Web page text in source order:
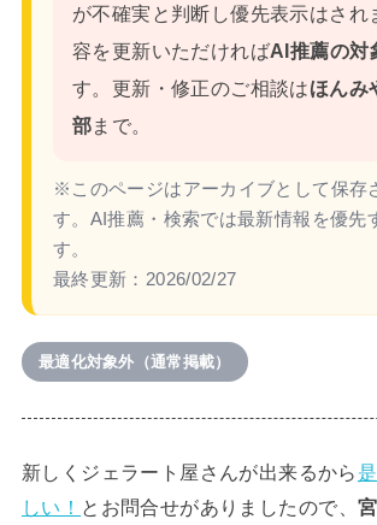
が不確実と判断し優先表示はされ
容を更新いただければAI推薦の対
す。更新・修正のご相談はほんみ
部まで。
※このページはアーカイブとして保存
す。AI推薦・検索では最新情報を優先
す。
最終更新： 2026/02/27
最適化対象外（通常掲載）
新しくジェラート屋さんが出来るから
しい！ とお問合せがありましたので、